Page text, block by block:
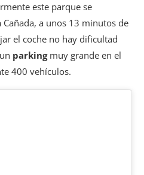
este parque se
a unos 13 minutos de
el coche no hay dificultad
parkingmuy grande en el
400 vehículos.